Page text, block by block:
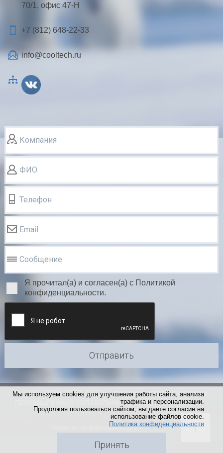
Мы используем cookies для улучшения работы сайта, анализа
трафика и персонализации.
Продолжая пользоваться сайтом, вы даете согласие на
использование файлов cookie.
Политика конфиденциальности
Принять
70/1, офис 47-Н
+7 (812) 648-22-33
info@cooltech.ru
Компания
ФИО
Телефон
Email
Сообщение
Я прочитал(а) и согласен(а) с Политикой
конфиденциальности.
Отправить
© 2000-2026 COOLTECH - производство и поставка
промышленных холодильных систем
Политика конфиденциальности
Создание сайта